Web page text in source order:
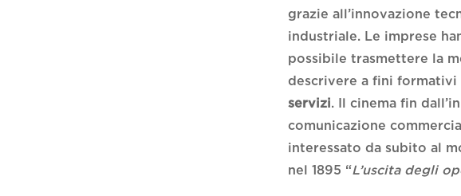
grazie all’innovazione
industriale. Le imprese
possibile trasmettere la
descrivere a fini formativi
servizi. Il cinema fin
comunicazione
interessato da subito al
nel 1895 “L’uscita degli